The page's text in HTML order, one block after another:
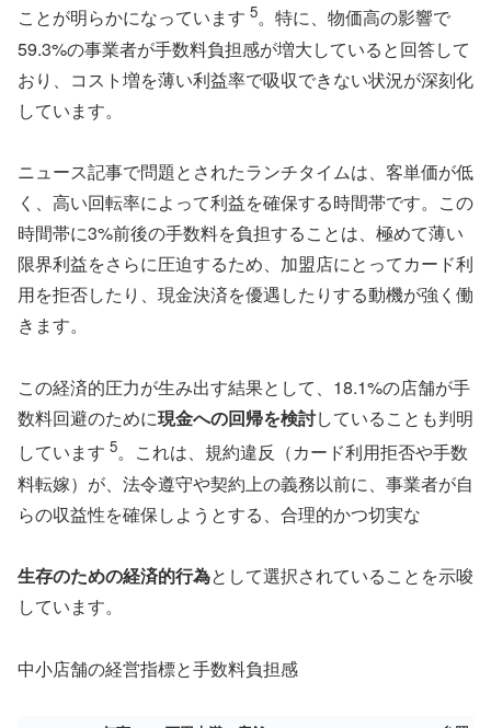
ことが明らかになっています 5。特に、物価高の影響で
59.3%の事業者が手数料負担感が増大していると回答して
おり、コスト増を薄い利益率で吸収できない状況が深刻化
しています。
ニュース記事で問題とされたランチタイムは、客単価が低
く、高い回転率によって利益を確保する時間帯です。この
時間帯に3%前後の手数料を負担することは、極めて薄い
限界利益をさらに圧迫するため、加盟店にとってカード利
用を拒否したり、現金決済を優遇したりする動機が強く働
きます。
この経済的圧力が生み出す結果として、18.1%の店舗が手
数料回避のために現金への回帰を検討していることも判明
しています 5。これは、規約違反（カード利用拒否や手数
料転嫁）が、法令遵守や契約上の義務以前に、事業者が自
らの収益性を確保しようとする、合理的かつ切実な
生存のための経済的行為として選択されていることを示唆
しています。
中小店舗の経営指標と手数料負担感